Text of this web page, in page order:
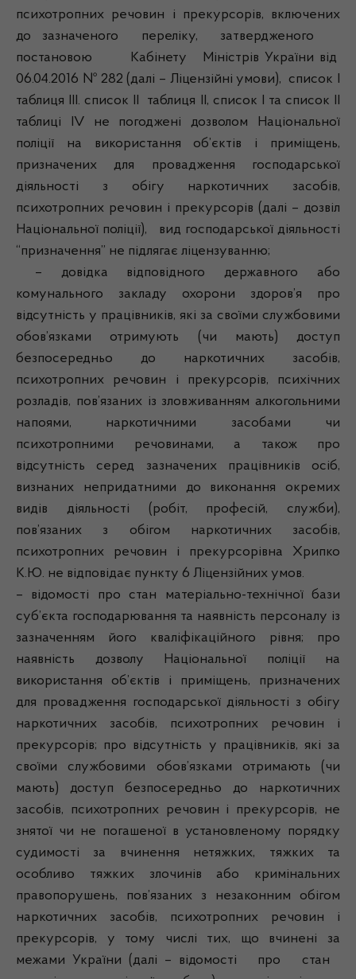
психотропних речовин і прекурсорів, включених
до зазначеного переліку, затвердженого
постановою Кабінету Міністрів України від
06.04.2016 № 282 (далі – Ліцензійні умови), список I
таблиця III. список II таблиця II, список I та список II
таблиці IV не погоджені дозволом Національної
поліції на використання об’єктів і приміщень,
призначених для провадження господарської
діяльності з обігу наркотичних засобів,
психотропних речовин і прекурсорів (далі – дозвіл
Національної поліції), вид господарської діяльності
“призначення” не підлягає ліцензуванню;
– довідка відповідного державного або
комунального закладу охорони здоров’я про
відсутність у працівників, які за своїми службовими
обов’язками отримують (чи мають) доступ
безпосередньо до наркотичних засобів,
психотропних речовин і прекурсорів, психічних
розладів, пов’язаних із зловживанням алкогольними
напоями, наркотичними засобами чи
психотропними речовинами, а також про
відсутність серед зазначених працівників осіб,
визнаних непридатними до виконання окремих
видів діяльності (робіт, професій, служби),
пов’язаних з обігом наркотичних засобів,
психотропних речовин і прекурсорівна Хрипко
К.Ю. не відповідає пункту 6 Ліцензійних умов.
– відомості про стан матеріально-технічної бази
суб’єкта господарювання та наявність персоналу із
зазначенням його кваліфікаційного рівня; про
наявність дозволу Національної поліції на
використання об’єктів і приміщень, призначених
для провадження господарської діяльності з обігу
наркотичних засобів, психотропних речовин і
прекурсорів; про відсутність у працівників, які за
своїми службовими обов’язками отримають (чи
мають) доступ безпосередньо до наркотичних
засобів, психотропних речовин і прекурсорів, не
знятої чи не погашеної в установленому порядку
судимості за вчинення нетяжких, тяжких та
особливо тяжких злочинів або кримінальних
правопорушень, пов’язаних з незаконним обігом
наркотичних засобів, психотропних речовин і
прекурсорів, у тому числі тих, що вчинені за
межами України (далі – відомості про стан